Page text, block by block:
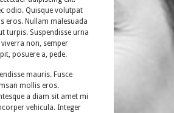
odio. Quisque volutpat
eros. Nullam malesuada
turpis. Suspendisse urna
non, semper
posuere a, pede.
mauris. Fusce
mollis eros.
a diam sit amet mi
vehicula. Integer